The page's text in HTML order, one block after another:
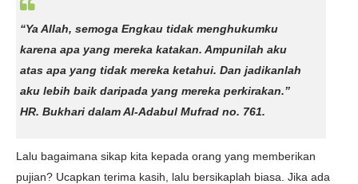
“Ya Allah, semoga Engkau tidak menghukumku
karena apa yang mereka katakan. Ampunilah aku
atas apa yang tidak mereka ketahui. Dan jadikanlah
aku lebih baik daripada yang mereka perkirakan.”
HR. Bukhari dalam Al-Adabul Mufrad no. 761.
Lalu bagaimana sikap kita kepada orang yang memberikan
pujian? Ucapkan terima kasih, lalu bersikaplah biasa. Jika ada